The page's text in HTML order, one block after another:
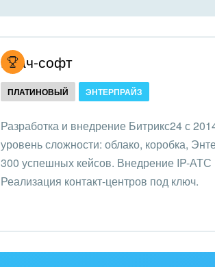
Итач-софт
ПЛАТИНОВЫЙ ЭНТЕРПРАЙЗ
Разработка и внедрение Битрикс24 с
уровень сложности: облако, коробка,
300 успешных кейсов. Внедрение IP-АТС
Реализация контакт-центров под ключ.